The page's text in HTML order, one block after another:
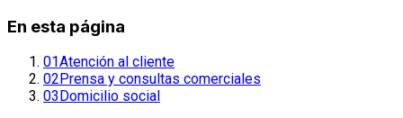
En esta página
01Atención al cliente
02 Prensa y consultas comerciales
03 Domicilio social